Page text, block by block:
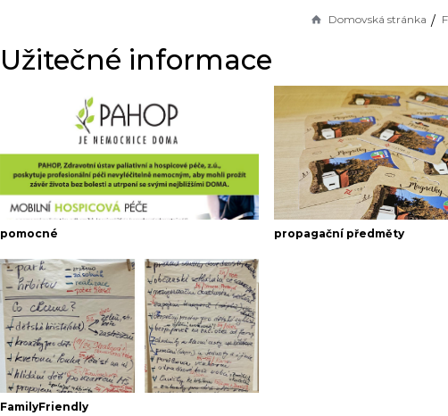
Domovská stránka
Užitečné informace
pomocné propagační předměty
FamilyFriendly